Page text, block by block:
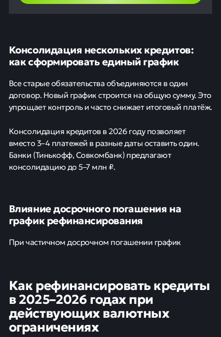
Консолидация нескольких кредитов:
как сформировать единый график
Все старые обязательства объединяются в один
договор. Новый график строится на общую сумму. Это
упрощает контроль и часто снижает итоговый платёж.
Консолидация кредитов в 2026 году позволяет
вместо 3–4 платежей в разные даты оставить один.
Банки (Тинькофф, Совкомбанк) предлагают
консолидацию до 5–7 млн ₽.
Влияние досрочного погашения на
график рефинансирования
При частичном досрочном погашении график
Как рефинансировать кредиты
в 2025–2026 годах при
действующих валютных
ограничениях